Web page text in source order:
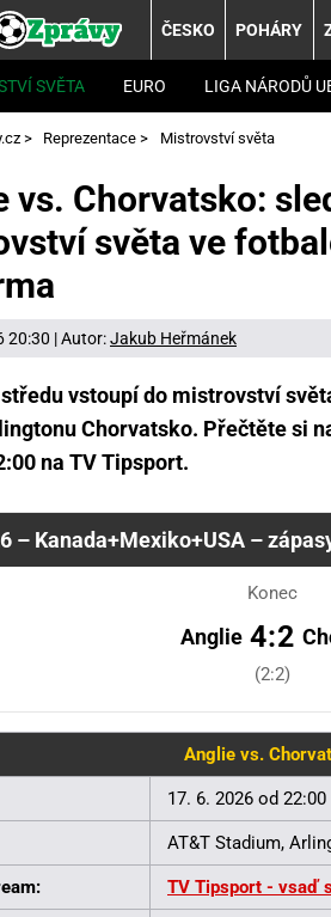
ČESKO POHÁRY
SVĚTA EURO LIGA NÁRODŮ
> Reprezentace > Mistrovství světa
vs. Chorvatsko:
světa ve
20:30 | Autor:Jakub Heřmánek
vstoupí do mistrovství
Chorvatsko. Přečtěte si
na TV Tipsport.
– Kanada+Mexiko+USA –
Konec
Anglie 4:2
(2:2)
Anglie vs.
17. 6. 2026 od 22:00
AT&T Stadium,
TV Tipsport - vsaď